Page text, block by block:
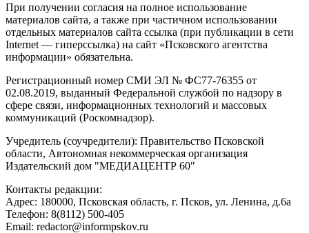
При получении согласия на полное использование
материалов сайта, а также при частичном использовании
отдельных материалов сайта ссылка (при публикации в сети
Internet — гиперссылка) на сайт «Псковского агентства
информации» обязательна.
Регистрационный номер СМИ ЭЛ № ФС77-76355 от
02.08.2019, выданный Федеральной службой по надзору в
сфере связи, информационных технологий и массовых
коммуникаций (Роскомнадзор).
Учредитель (соучредители): Правительство Псковской
области, Автономная некоммерческая организация
Издательский дом "МЕДИАЦЕНТР 60"
Контакты редакции:
Адреc: 180000, Псковская область, г. Псков, ул. Ленина, д.6а
Телефон: 8(8112) 500-405
Email: redactor@informpskov.ru